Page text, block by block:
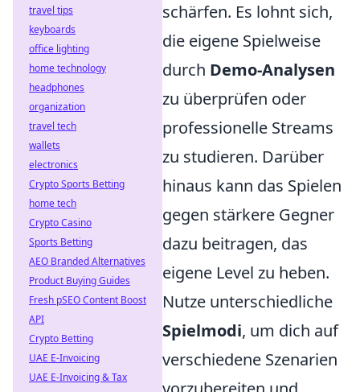
schärfen. Es lohnt sich,
die eigene Spielweise
durch Demo-Analysen
zu überprüfen oder
professionelle Streams
zu studieren. Darüber
hinaus kann das Spielen
gegen stärkere Gegner
dazu beitragen, das
eigene Level zu heben.
Nutze unterschiedliche
Spielmodi, um dich auf
verschiedene Szenarien
travel tips
keyboards
office lighting
home technology
headphones
organization
travel tech
wallets
electronics
Crypto Sports Betting
home tech
Crypto Casino
Sports Betting
AEO Branded Alternatives
Product Buying Guides
Fresh pSEO Content Boost
API
Crypto Betting
UAE E-Invoicing
UAE E-Invoicing & Tax